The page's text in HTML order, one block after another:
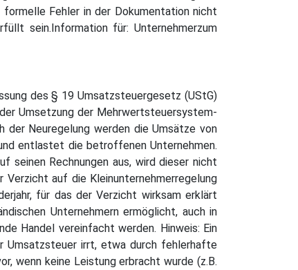
Fehler in der Dokumentation nicht
sein.Information für: Unternehmerzum
des § 19 Umsatzsteuergesetz (UStG)
Umsetzung der Mehrwertsteuersystem-
der Neuregelung werden die Umsätze von
entlastet die betroffenen Unternehmen.
seinen Rechnungen aus, wird dieser nicht
auf die Kleinunternehmerregelung
für das der Verzicht wirksam erklärt
Unternehmern ermöglicht, auch in
Handel vereinfacht werden. Hinweis: Ein
Umsatzsteuer irrt, etwa durch fehlerhafte
wenn keine Leistung erbracht wurde (z.B.